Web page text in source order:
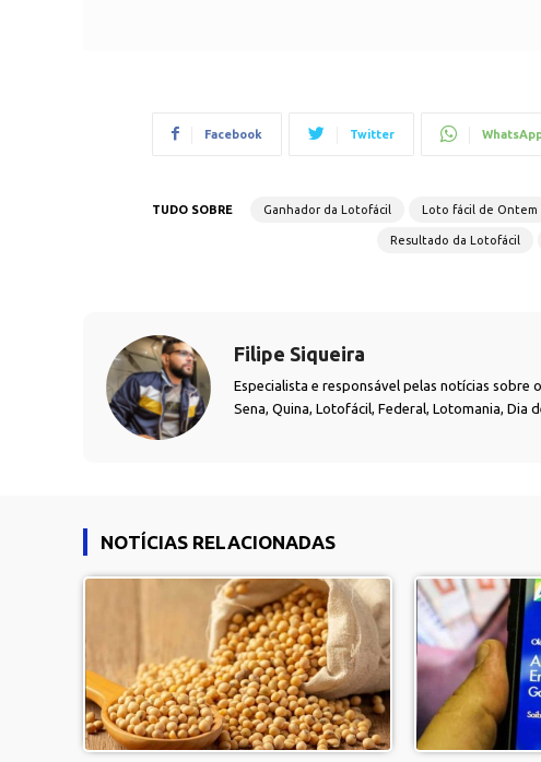
Facebook Twitter
TUDO SOBRE Ganhador da Lotofácil Loto fácil de Ontem
Resultado da Lotofácil
Filipe Siqueira
Especialista e responsável pelas notícias sobre
Sena, Quina, Lotofácil, Federal, Lotomania, Dia
NOTÍCIAS RELACIONADAS